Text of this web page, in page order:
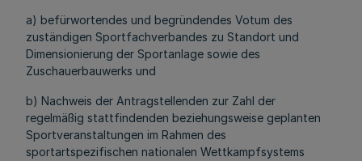
a) befürwortendes und begründendes Votum des
zuständigen Sportfachverbandes zu Standort und
Dimensionierung der Sportanlage sowie des
Zuschauerbauwerks und
b) Nachweis der Antragstellenden zur Zahl der
regelmäßig stattfindenden beziehungsweise geplanten
Sportveranstaltungen im Rahmen des
sportartspezifischen nationalen Wettkampfsystems